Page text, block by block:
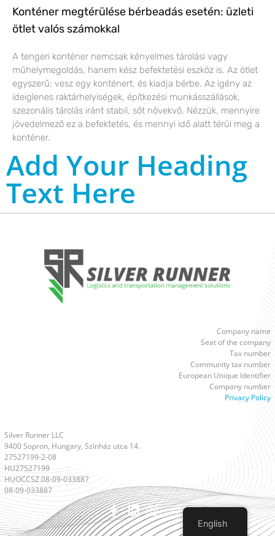
Konténer megtérülése bérbeadás esetén: üzleti
ötlet valós számokkal
A tengeri konténer nemcsak kényelmes tárolási vagy
műhelymegoldás, hanem kész befektetési eszköz is. Az ötlet
egyszerű: vesz egy konténert, és kiadja bérbe. Az igény az
ideiglenes raktárhelyiségek, építkezési munkásszállások,
szezonális tárolás iránt stabil, sőt növekvő. Nézzük, mennyire
jövedelmező ez a befektetés, és mennyi idő alatt térül meg a
konténer.
Add Your Heading
Text Here
Company name
Seat of the company
Tax number
Community tax number
European Unique Identifier
Company number
Privacy Policy
Silver Runner LLC
9400 Sopron, Hungary, Színház utca 14.
27527199-2-08
HU27527199
HUOCCSZ.08-09-033887
08-09-033887
English